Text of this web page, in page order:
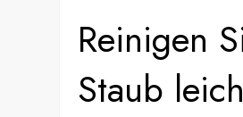
Reinigen
Staub